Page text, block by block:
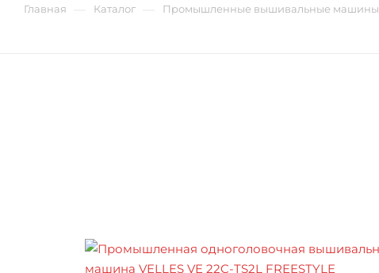
Главная Каталог Промышленные вышивальные машины